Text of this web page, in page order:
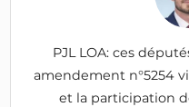
PJL LOA: ces
amendement n°5254
et la participation